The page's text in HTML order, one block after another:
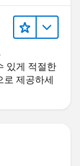
있게 적절한
로 제공하세